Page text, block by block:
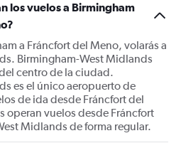
los vuelos a Birmingham
a Fráncfort del Meno, volarás a
Birmingham-West Midlands
centro de la ciudad.
es el único aeropuerto de
de ida desde Fráncfort del
operan vuelos desde Fráncfort
Midlands de forma regular.